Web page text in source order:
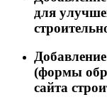
для
(формы
сайта